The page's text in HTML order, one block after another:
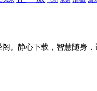
。静心下载，智慧随身，